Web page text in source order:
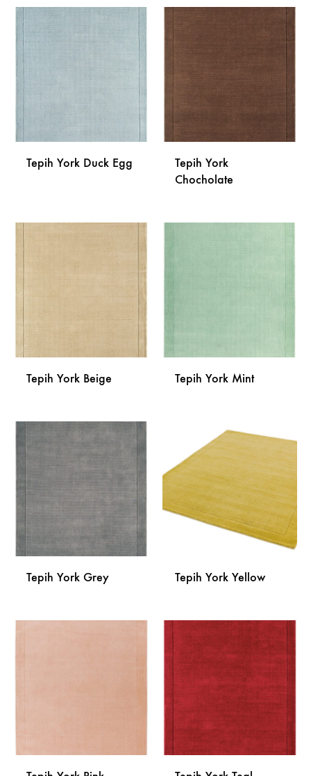
DODAJ
LISTU
ŽELJA
NA
ŽELJA
Tepih York Duck Egg
LISTU
ŽELJA
Tepih York
Chocholate
Tepih York Beige
DODAJ
LISTU
ŽELJA
Tepih York Mint
ŽELJA
Tepih York Grey Tepih York Yellow
NA
ŽELJA